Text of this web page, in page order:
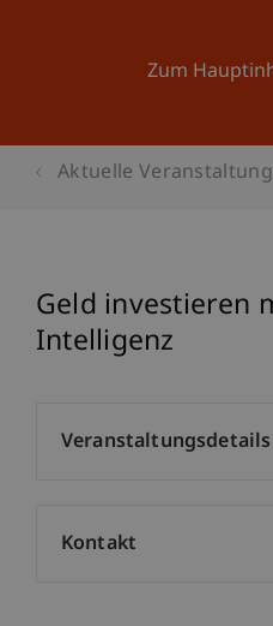
Zum
Aktuelle
Geld investieren
Intelligenz
Veranstaltungsdetails
Kontakt